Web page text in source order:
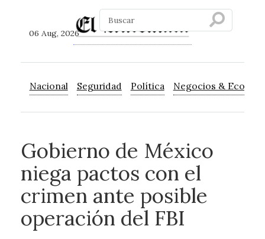
06 Aug, 2026
Nacional Seguridad Política Negocios &
Gobierno de México
niega pactos con el
crimen ante posible
operación del FBI